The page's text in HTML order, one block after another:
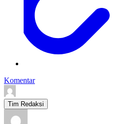
Komentar
Tim Redaksi